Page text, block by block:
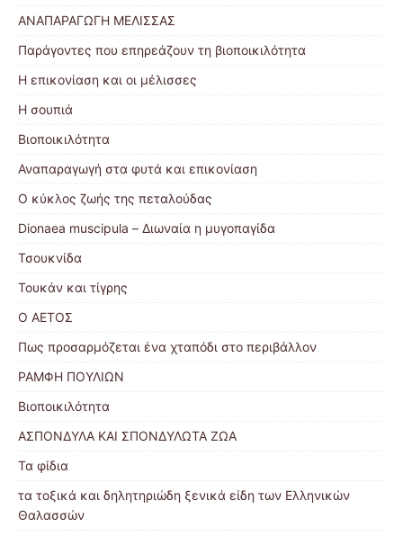
ΑΝΑΠΑΡΑΓΩΓΗ ΜΕΛΙΣΣΑΣ
Παράγοντες που επηρεάζουν τη βιοποικιλότητα
Η επικονίαση και οι μέλισσες
Η σουπιά
Βιοποικιλότητα
Αναπαραγωγή στα φυτά και επικονίαση
Ο κύκλος ζωής της πεταλούδας
Dionaea muscipula – Διωναία η μυγοπαγίδα
Τσουκνίδα
Τουκάν και τίγρης
Ο ΑΕΤΟΣ
Πως προσαρμόζεται ένα χταπόδι στο περιβάλλον
ΡΑΜΦΗ ΠΟΥΛΙΩΝ
Βιοποικιλότητα
ΑΣΠΟΝΔΥΛΑ ΚΑΙ ΣΠΟΝΔΥΛΩΤΑ ΖΩΑ
Τα φίδια
τα τοξικά και δηλητηριώδη ξενικά είδη των Ελληνικών
Θαλασσών